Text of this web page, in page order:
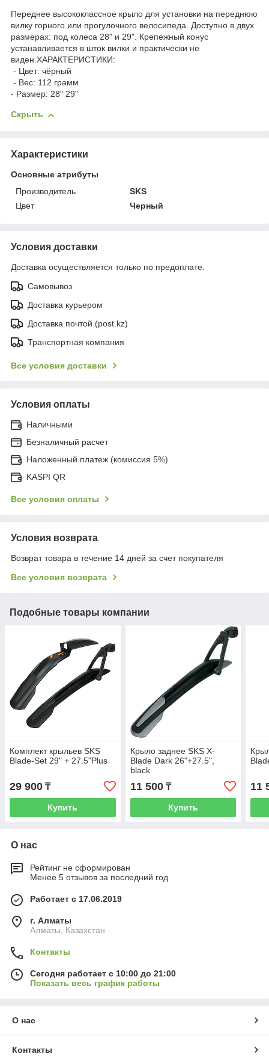
Переднее высококлассное крыло для установки на переднюю
вилку горного или прогулочного велосипеда. Доступно в двух
размерах: под колеса 28" и 29". Крепежный конус
устанавливается в шток вилки и практически не
виден.ХАРАКТЕРИСТИКИ:
- Цвет: чёрный
- Вес: 112 грамм
- Размер: 28" 29"
Скрыть
Характеристики
Основные атрибуты
Производитель
SKS
Цвет
Черный
Условия доставки
Доставка осуществляется только по предоплате.
Самовывоз
Доставка курьером
Доставка почтой (post.kz)
Транспортная компания
Все условия доставки
Условия оплаты
Наличными
Безналичный расчет
Наложенный платеж (комиссия 5%)
KASPI QR
Все условия оплаты
Условия возврата
Возврат товара в течение 14 дней за счет покупателя
Все условия возврата
Подобные товары компании
Комплект крыльев SKS
Blade-Set 29" + 27.5"Plus
29 900 ₸
Купить
Крыло заднее SKS X-
Blade Dark 26"+27.5",
black
11 500₸
Купить
11
О нас
Рейтинг не сформирован
Менее 5 отзывов за последний год
Работает с 17.06.2019
г. Алматы
Алматы, Казахстан
Контакты
Сегодня работает с 10:00 до 21:00
Показать весь график работы
О нас
Контакты